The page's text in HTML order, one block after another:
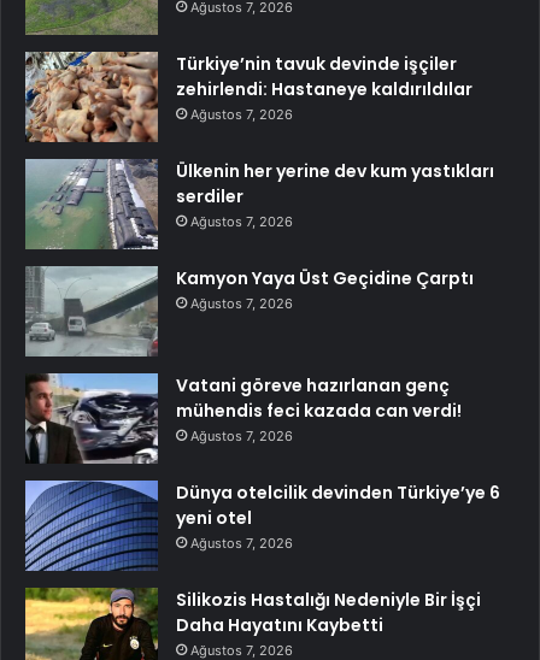
Ağustos 7, 2026
Türkiye’nin tavuk devinde işçiler
zehirlendi: Hastaneye kaldırıldılar
Ağustos 7, 2026
Ülkenin her yerine dev kum yastıkları
serdiler
Ağustos 7, 2026
Kamyon Yaya Üst Geçidine Çarptı
Ağustos 7, 2026
Vatani göreve hazırlanan genç
mühendis feci kazada can verdi!
Ağustos 7, 2026
Dünya otelcilik devinden Türkiye’ye 6
yeni otel
Ağustos 7, 2026
Silikozis Hastalığı Nedeniyle Bir İşçi
Daha Hayatını Kaybetti
Ağustos 7, 2026